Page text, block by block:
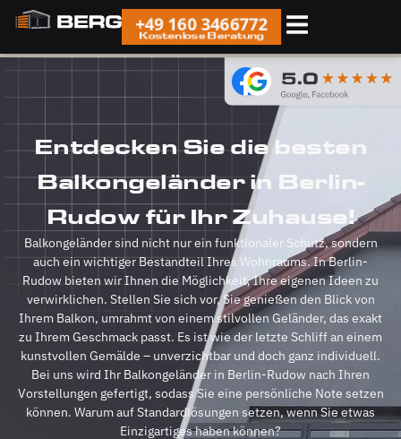
+49 160 3466772
Kostenlose Beratung
Entdecken Sie die besten
Balkongeländer in Berlin-
Rudow für Ihr Zuhause!
Balkongeländer sind nicht nur ein funktionaler Schutz, sondern
auch ein wichtiger Bestandteil Ihres Wohnraums. In Berlin-
Rudow bieten wir Ihnen die Möglichkeit, Ihre eigenen Ideen zu
verwirklichen. Stellen Sie sich vor, Sie genießen den Blick von
Ihrem Balkon, umrahmt von einem stilvollen Geländer, das exakt
zu Ihrem Geschmack passt. Es ist wie der letzte Schliff an einem
kunstvollen Gemälde – unverzichtbar und doch ganz individuell.
Bei uns wird Ihr Balkongeländer in Berlin-Rudow nach Ihren
Vorstellungen gefertigt, sodass Sie eine persönliche Note setzen
können. Warum auf Standardlösungen setzen, wenn Sie etwas
Einzigartiges haben können?